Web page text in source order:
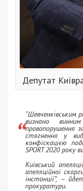
Депутат
“Шевченківським
визнано
правопорушення
стягнення у
конфіскацією
SPORT 2020 року
Київський
апеляційної
інстанції”, –
прокуратури.